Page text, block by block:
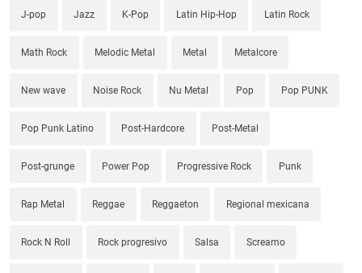
J-pop Jazz K-Pop Latin Hip-Hop Latin Rock
Math Rock Melodic Metal Metal Metalcore
New wave Noise Rock Nu Metal Pop Pop PUNK
Pop Punk Latino Post-Hardcore Post-Metal
Post-grunge Power Pop Progressive Rock Punk
Rap Metal Reggae Reggaeton Regional mexicana
Rock N Roll Rock progresivo Salsa Screamo